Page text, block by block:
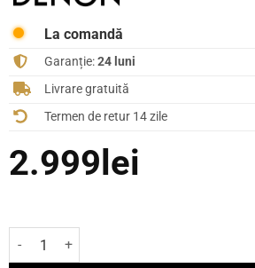
La comandă
Garanție:24 luni
Livrare gratuită
Termen de retur 14 zile
2.999 lei
Cantitate Pickup Denon analogic DP-450USB